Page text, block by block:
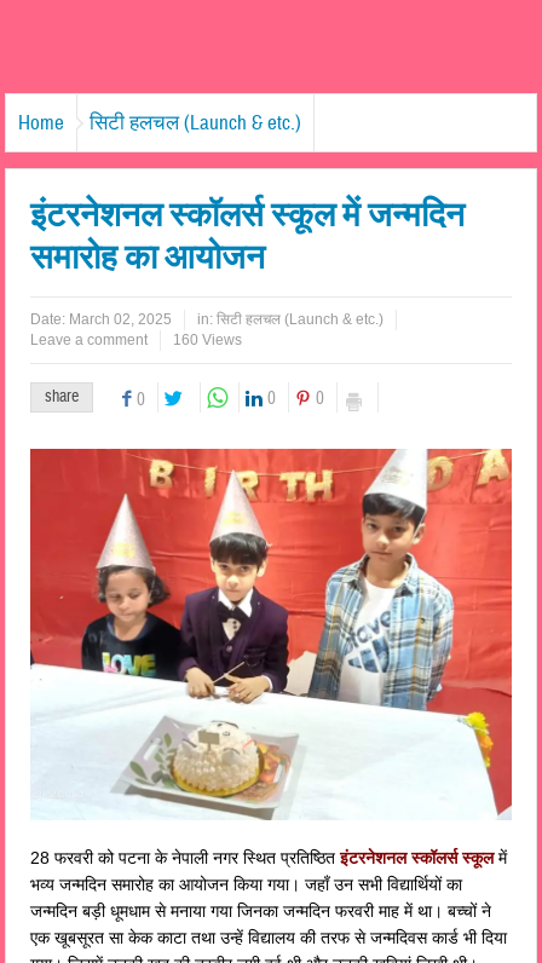
Home सिटी हलचल (Launch & etc.)
इंटरनेशनल स्कॉलर्स स्कूल में जन्मदिन
समारोह का आयोजन
Date: March 02, 2025 in:सिटी हलचल (Launch & etc.)
Leave a comment
160 Views
share 0 0 0
28 फरवरी को पटना के नेपाली नगर स्थित प्रतिष्ठितइंटरनेशनल स्कॉलर्स स्कूलमें
भव्य जन्मदिन समारोह का आयोजन किया गया। जहाँ उन सभी विद्यार्थियों का
जन्मदिन बड़ी धूमधाम से मनाया गया जिनका जन्मदिन फरवरी माह में था। बच्चों ने
एक खूबसूरत सा केक काटा तथा उन्हें विद्यालय की तरफ से जन्मदिवस कार्ड भी दिया